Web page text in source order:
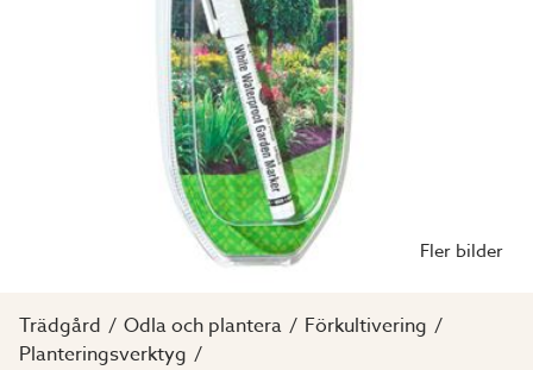
Fler bilder
Trädgård Odla och plantera
Förkultivering
Planteringsverktyg